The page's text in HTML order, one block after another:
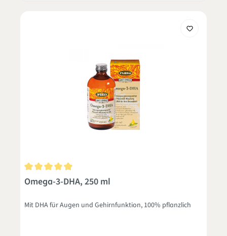
Durchschnittliche Bewertung von 4.8 von 5 Sternen
Omega-3-DHA, 250 ml
Mit DHA für Augen und Gehirnfunktion, 100% pflanzlich